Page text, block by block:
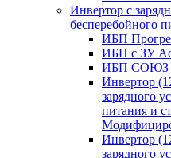
Инвертор с
бесперебойного
ИБП
ИБП с ЗУ
ИБП СОЮЗ
Инвертор
зарядного
питания и
Инвертор
зарядного